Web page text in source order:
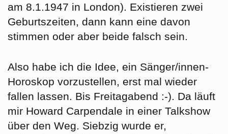
am 8.1.1947 in London). Existieren zwei
Geburtszeiten, dann kann eine davon
stimmen oder aber beide falsch sein.
Also habe ich die Idee, ein Sänger/innen-
Horoskop vorzustellen, erst mal wieder
fallen lassen. Bis Freitagabend :-). Da läuft
mir Howard Carpendale in einer Talkshow
über den Weg. Siebzig wurde er,